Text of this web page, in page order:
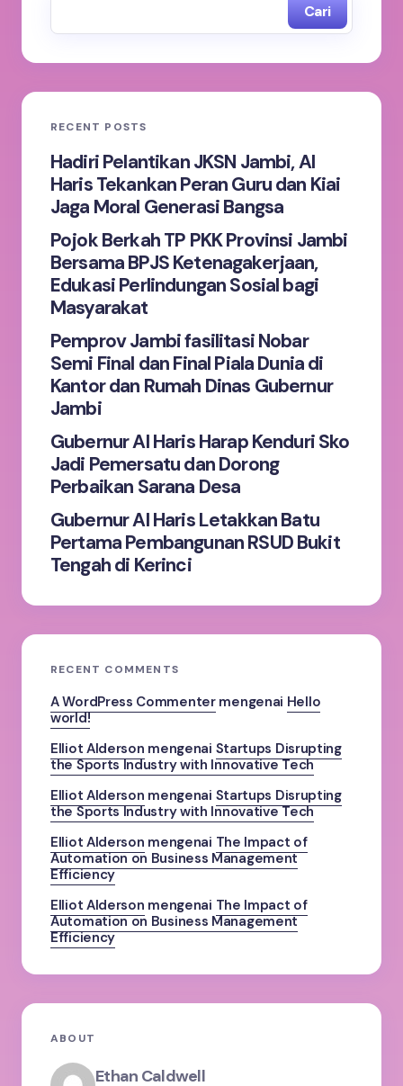
Your Comment *
Save my name and email in this browser for the
next time I comment.
Submit Comment
Cari
RECENT POSTS
Hadiri Pelantikan JKSN Jambi, Al
Haris Tekankan Peran Guru dan Kiai
Jaga Moral Generasi Bangsa
Pojok Berkah TP PKK Provinsi Jambi
Bersama BPJS Ketenagakerjaan,
Edukasi Perlindungan Sosial bagi
Masyarakat
Pemprov Jambi fasilitasi Nobar
Semi Final dan Final Piala Dunia di
Kantor dan Rumah Dinas Gubernur
Jambi
Gubernur Al Haris Harap Kenduri Sko
Jadi Pemersatu dan Dorong
Perbaikan Sarana Desa
Gubernur Al Haris Letakkan Batu
Pertama Pembangunan RSUD Bukit
Tengah di Kerinci
RECENT COMMENTS
A WordPress Commentermengenai Hello
world!
Elliot Alderson mengenai Startups Disrupting
the Sports Industry with Innovative Tech
Elliot Alderson mengenai Startups Disrupting
the Sports Industry with Innovative Tech
Elliot Alderson mengenai The Impact of
Automation on Business Management
Efficiency
Elliot Alderson mengenai The Impact of
Automation on Business Management
Efficiency
ABOUT
Ethan Caldwell